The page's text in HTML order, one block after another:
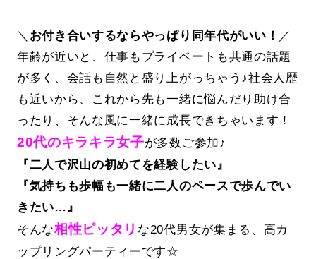
＼ お付き合いするならやっぱり同年代がいい！ ／
年齢が近いと、仕事もプライベートも共通の話題
が多く、会話も自然と盛り上がっちゃう♪社会人歴
も近いから、これから先も一緒に悩んだり助け合
ったり、そんな風に一緒に成長できちゃいます！
20代のキラキラ女子が多数ご参加♪
『二人で沢山の初めてを経験したい』
『気持ちも歩幅も一緒に二人のペースで歩んでい
きたい…』
そんな相性ピッタリ な20代男女が集まる、高カ
ップリングパーティーです☆